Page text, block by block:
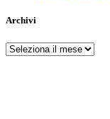
Archivi
Archivi